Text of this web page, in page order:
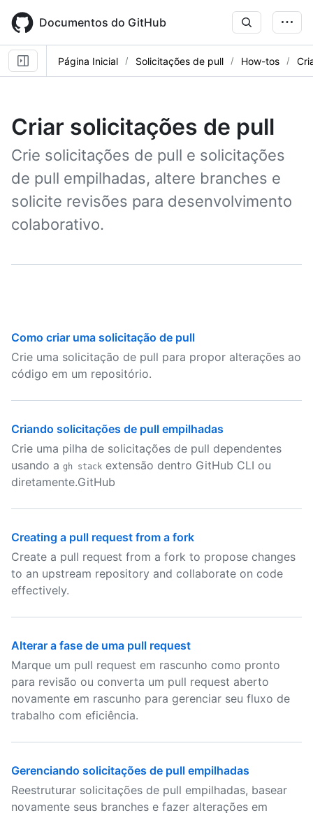
main
content
Documentos do GitHub
Página Inicial Solicitações de pull How-tos
Criar solicitações de pull
Crie solicitações de pull e solicitações
de pull empilhadas, altere branches e
solicite revisões para desenvolvimento
colaborativo.
Como criar uma solicitação de pull
Crie uma solicitação de pull para propor alterações ao
código em um repositório.
Criando solicitações de pull empilhadas
Crie uma pilha de solicitações de pull dependentes
usando a gh stack extensão dentro GitHub CLI ou
diretamente.GitHub
Creating a pull request from a fork
Create a pull request from a fork to propose changes
to an upstream repository and collaborate on code
effectively.
Alterar a fase de uma pull request
Marque um pull request em rascunho como pronto
para revisão ou converta um pull request aberto
novamente em rascunho para gerenciar seu fluxo de
trabalho com eficiência.
Gerenciando solicitações de pull empilhadas
Reestruturar solicitações de pull empilhadas, basear
novamente seus branches e fazer alterações em